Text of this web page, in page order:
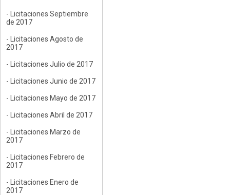
- Licitaciones Septiembre
de 2017
- Licitaciones Agosto de
2017
- Licitaciones Julio de 2017
- Licitaciones Junio de 2017
- Licitaciones Mayo de 2017
- Licitaciones Abril de 2017
- Licitaciones Marzo de
2017
- Licitaciones Febrero de
2017
- Licitaciones Enero de
2017